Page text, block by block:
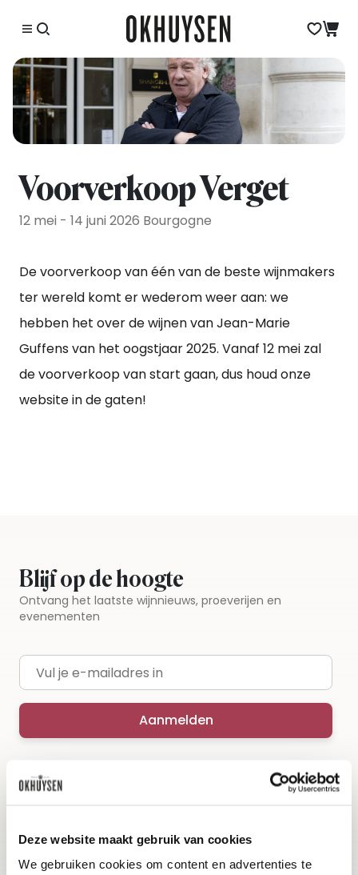
Deze website maakt gebruik van cookies
We gebruiken cookies om content en advertenties te
Voorverkoop Verget
12 mei - 14 juni 2026 Bourgogne
De voorverkoop van één van de beste wijnmakers
ter wereld komt er wederom weer aan: we
hebben het over de wijnen van Jean-Marie
Guffens van het oogstjaar 2025. Vanaf 12 mei zal
de voorverkoop van start gaan, dus houd onze
website in de gaten!
Blijf op de hoogte
Ontvang het laatste wijnnieuws, proeverijen en
evenementen
E-mailadres
Aanmelden